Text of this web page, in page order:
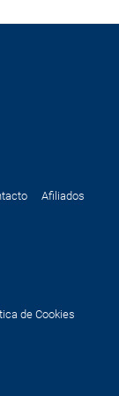
correntes de
Afiliados
de Cookies